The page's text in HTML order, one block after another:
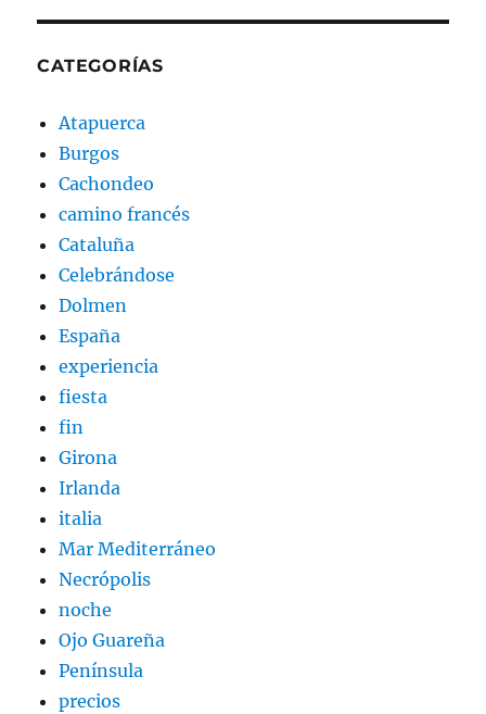
CATEGORÍAS
Atapuerca
Burgos
Cachondeo
camino francés
Cataluña
Celebrándose
Dolmen
España
experiencia
fiesta
fin
Girona
Irlanda
italia
Mar Mediterráneo
Necrópolis
noche
Ojo Guareña
Península
precios